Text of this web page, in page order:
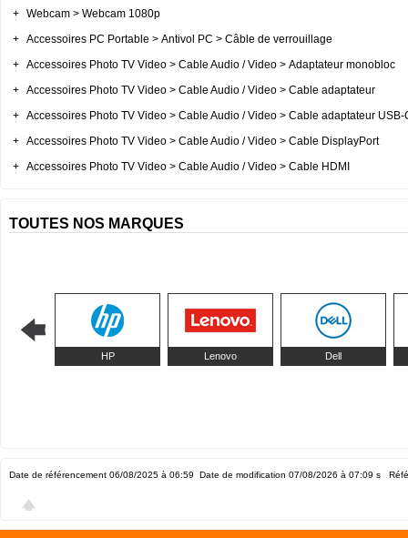
+ Webcam > Webcam 1080p
+ Accessoires PC Portable > Antivol PC > Câble de verrouillage
+ Accessoires Photo TV Video > Cable Audio / Video > Adaptateur monobloc
+ Accessoires Photo TV Video > Cable Audio / Video > Cable adaptateur
+ Accessoires Photo TV Video > Cable Audio / Video > Cable adaptateur USB-
+ Accessoires Photo TV Video > Cable Audio / Video > Cable DisplayPort
+ Accessoires Photo TV Video > Cable Audio / Video > Cable HDMI
TOUTES NOS MARQUES
HP Lenovo Dell
Date de référencement 06/08/2025 à 06:59 Date de modification 07/08/2026 à 07:09 s